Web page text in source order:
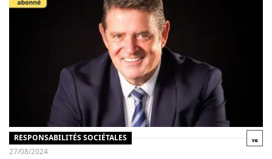
RESPONSABILITÉS SOCIÉTALES
27/08/2024